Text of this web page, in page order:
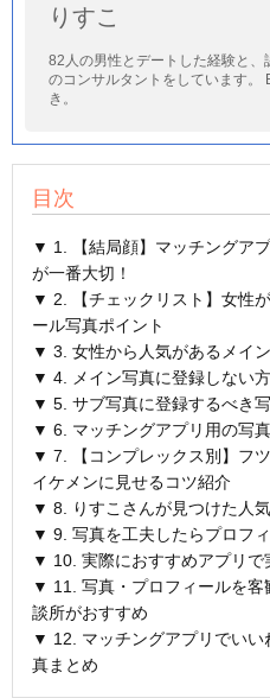
りすこ
82人の男性とデートした経験と
のコンサルタントをしています。
き。
目次
▼ 1. 【結局顔】マッチングア
が一番大切！
▼ 2. 【チェックリスト】女性
ール写真ポイント
▼ 3. 女性から人気があるメイ
▼ 4. メイン写真に登録しない
▼ 5. サブ写真に登録するべき
▼ 6. マッチングアプリ用の写
▼ 7. 【コンプレックス別】フ
イケメンに見せるコツ紹介
▼ 8. りすこさんが見つけた人
▼ 9. 写真を工夫したらプロフ
▼ 10. 実際におすすめアプリで
▼ 11. 写真・プロフィールを客
談所がおすすめ
▼ 12. マッチングアプリでいい
真まとめ